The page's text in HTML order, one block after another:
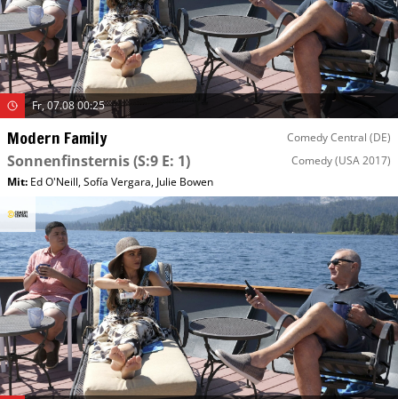
Fr, 07.08 00:25
Modern Family Comedy Central (DE)
Sonnenfinsternis(S:9 E: 1) Comedy(USA 2017)
Mit: Ed O'Neill,Sofía Vergara, Julie Bowen